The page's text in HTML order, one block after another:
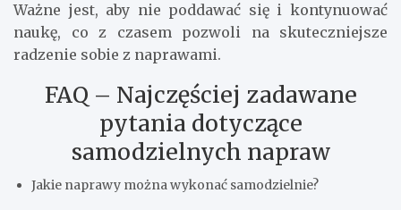
Ważne jest, aby nie poddawać się i kontynuować
naukę, co z czasem pozwoli na skuteczniejsze
radzenie sobie z naprawami.
FAQ – Najczęściej zadawane
pytania dotyczące
samodzielnych napraw
Jakie naprawy można wykonać samodzielnie?